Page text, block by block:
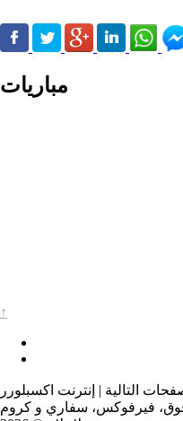
مباريات
↑
التالية | إنترنت اكسبلورر